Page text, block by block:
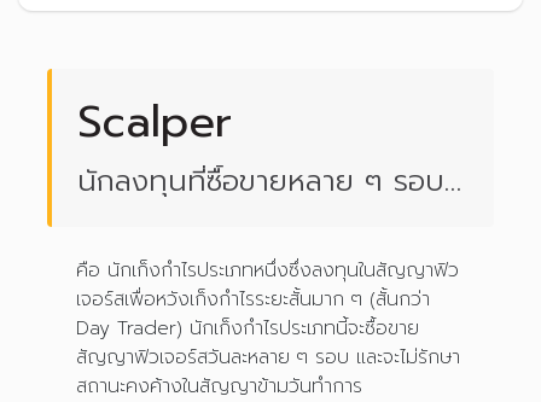
Scalper
นักลงทุนที่ซื้อขายหลาย ๆ รอบ
คือ นักเก็งกำไรประเภทหนึ่งซึ่งลงทุนในสัญญาฟิว
เจอร์สเพื่อหวังเก็งกำไรระยะสั้นมาก ๆ (สั้นกว่า
Day Trader) นักเก็งกำไรประเภทนี้จะซื้อขาย
สัญญาฟิวเจอร์สวันละหลาย ๆ รอบ และจะไม่รักษา
สถานะคงค้างในสัญญาข้ามวันทำการ